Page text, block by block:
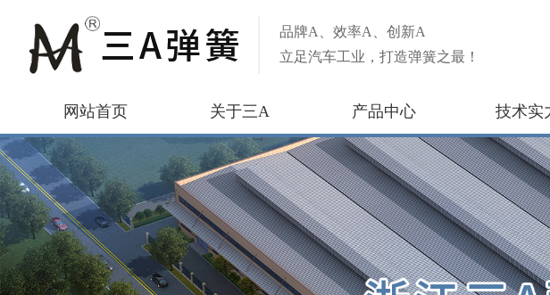
品牌A、效率A、创新A
立足汽车工业，打造弹簧之最！
网站首页 关于三A 产品中心 技术实